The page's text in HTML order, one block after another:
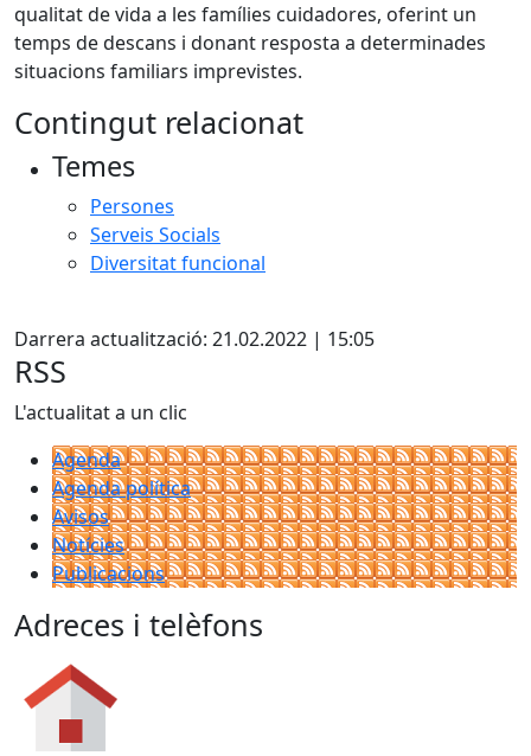
qualitat de vida a les famílies cuidadores, oferint un
temps de descans i donant resposta a determinades
situacions familiars imprevistes.
Contingut relacionat
Temes
Persones
Serveis Socials
Diversitat funcional
Darrera actualització: 21.02.2022 | 15:05
RSS
L'actualitat a un clic
Agenda
Agenda política
Avisos
Notícies
Publicacions
Adreces i telèfons